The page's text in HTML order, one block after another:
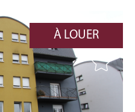
À LOUER